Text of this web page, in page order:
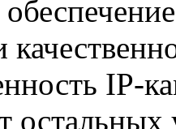
IP-